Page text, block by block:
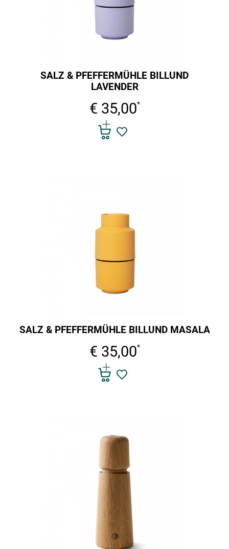
SALZ & PFEFFERMÜHLE BILLUND
LAVENDER
€ 35,00*
SALZ & PFEFFERMÜHLE BILLUND MASALA
€ 35,00*